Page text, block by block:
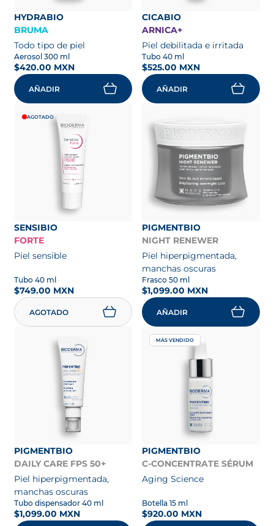
HYDRABIO
BRUMA
Todo tipo de piel
Aerosol 300 ml
$420.00 MXN
AÑADIR
CICABIO
ARNICA+
Piel debilitada e irritada
Tubo 40 ml
$525.00 MXN
AÑADIR
AGOTADO
SENSIBIO
FORTE
Piel sensible
Tubo 40 ml
$749.00 MXN
AGOTADO
PIGMENTBIO
NIGHT RENEWER
Piel hiperpigmentada,
manchas oscuras
Frasco 50 ml
$1,099.00 MXN
AÑADIR
PIGMENTBIO
DAILY CARE FPS 50+
Piel hiperpigmentada,
manchas oscuras
Tubo dispensador 40 ml
$1,099.00 MXN
MÁS VENDIDO
PIGMENTBIO
C-CONCENTRATE SÉRUM
Aging Science
Botella 15 ml
$920.00 MXN